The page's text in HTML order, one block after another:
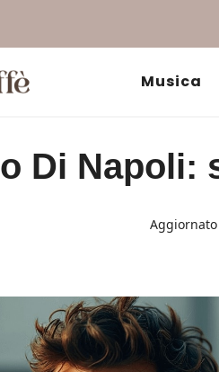
Musica
Di Napoli: